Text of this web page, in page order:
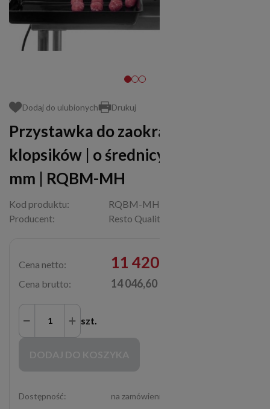
Dodaj do ulubionych Drukuj
Przystawka do zaokrąglania
klopsików | o średnicy 30, 36, 55
mm | RQBM-MH
Kod produktu:
RQBM-MH
Producent:
Resto Quality
Cena netto: 11 420,00 zł
Cena brutto: 14 046,60 zł
szt.
Dostępność:
na zamówienie